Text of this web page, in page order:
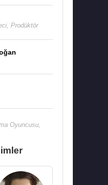
, Prodüktör
Oyuncusu,